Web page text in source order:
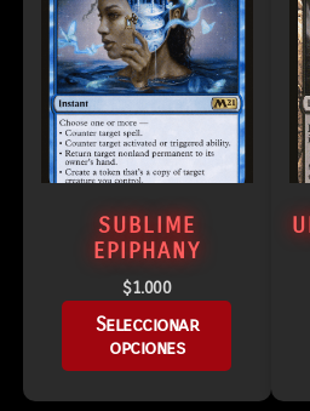
SUBLIME
EPIPHANY
$1.000
Seleccionar
opciones